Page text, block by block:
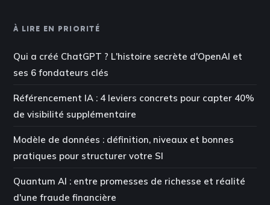
À LIRE EN PRIORITÉ
Qui a créé ChatGPT ? L'histoire secrète d'OpenAI et
ses 6 fondateurs clés
Référencement IA : 4 leviers concrets pour capter 40%
de visibilité supplémentaire
Modèle de données : définition, niveaux et bonnes
pratiques pour structurer votre SI
Quantum AI : entre promesses de richesse et réalité
d'une fraude financière